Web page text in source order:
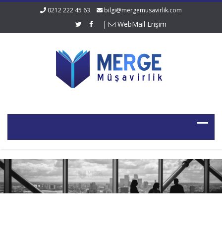
0212 222 45 63 bilgi@mergemusavirlik.com
| WebMail Erişim